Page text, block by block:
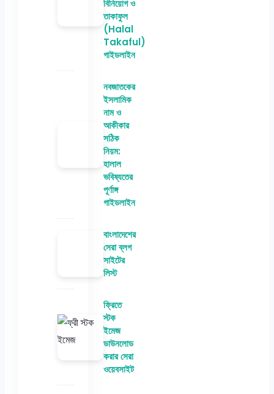
বিনিয়োগ ও
তাকাফুল
(Halal
Takaful)
গাইডলাইন
নবজাতকের
ইসলামিক
নাম ও
আকীকার
সঠিক
নিয়ম:
হালাল
ভবিষ্যতের
পূর্ণাঙ্গ
গাইডলাইন
বাংলাদেশের
সেরা ব্লগ
সাইটের
লিস্ট
ফ্রিতে
স্টক
ইমেজ
ডাউনলোড
করার সেরা
ওয়েবসাইট